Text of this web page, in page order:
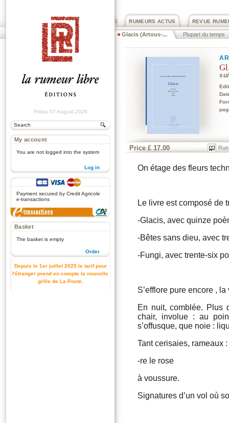
REVUE
RUMEURS ACTUS
PRIX ROGER DEXTRE
Glacis (Artous-... Plupart du temps
Friday 07 August 2026
My account
You are not logged into the system
Log in
Payment secured by Credit Agricole
e-transactions
Basket
The basket is empty
Order
Depuis le 1er juillet 2025 le tarif pour
l'étranger prend en compte la nouvelle
grille de La Poste.
Price £ 17.00
On étage des fleurs
Le livre est composé de
-Glacis, avec quinze
-Bêtes sans dieu, avec
-Fungi, avec trente-six
S’efflore pure encore ,
En nuit, comblée. Plus
chair, involue : au
s’offusque, que noie :
Tant cerisaies, rameaux
-re le rose
à voussure.
Signatures d’un vol où